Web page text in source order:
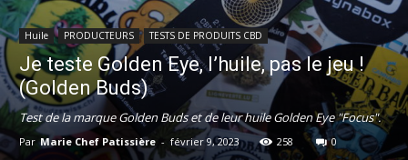
Huile PRODUCTEURS TESTS DE PRODUITS CBD
Je teste Golden Eye, l’huile, pas le jeu !
(Golden Buds)
Test de la marque Golden Buds et de leur huile Golden Eye "Focus".
Par Marie Chef Patissière - février 9, 2023 258 0